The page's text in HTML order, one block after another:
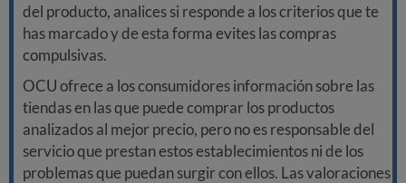
del producto, analices si responde a los criterios que te
has marcado y de esta forma evites las compras
compulsivas.
OCU ofrece a los consumidores información sobre las
tiendas en las que puede comprar los productos
analizados al mejor precio, pero no es responsable del
servicio que prestan estos establecimientos ni de los
problemas que puedan surgir con ellos. Las valoraciones